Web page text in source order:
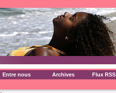
Entre nous Archives Flux RSS